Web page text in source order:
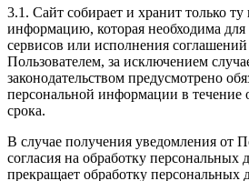
3.1. Сайт собирает и хранит только
информацию, которая необходима для
сервисов или исполнения
Пользователем, за исключением
законодательством предусмотрено
персональной информации в течение
срока.
В случае получения уведомления от
согласия на обработку персональных
прекращает обработку персональных